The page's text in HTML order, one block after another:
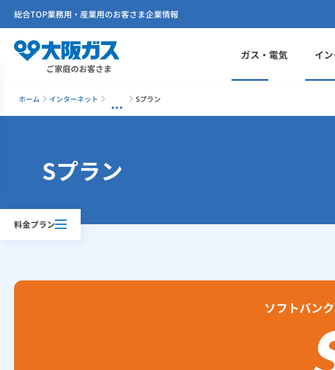
ご家庭のお客さま
ガス・電気 イ
総合TOP業務用・産業用のお客さま企業情報
ホーム インターネット Sプラン
料金プラン
Sプラン
ソフトバン